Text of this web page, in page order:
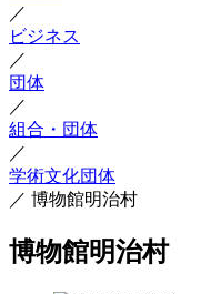
／
ビジネス
／
団体
／
組合・団体
／
学術文化団体
／ 博物館明治村
博物館明治村